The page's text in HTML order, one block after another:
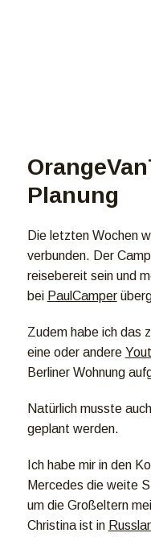
Planung
Die letzten Wochen
verbunden. Der
reisebereit sein und
bei PaulCamper
Zudem habe ich das
eine oder andere
Berliner Wohnung
Natürlich musste
geplant werden.
Ich habe mir in den
Mercedes die weite
um die Großeltern
Christina ist in